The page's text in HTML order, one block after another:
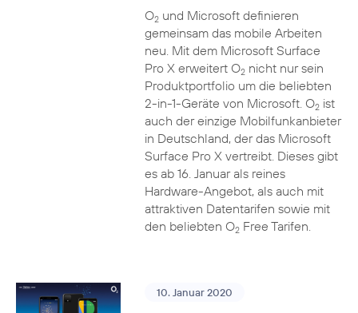
O2und Microsoft definieren
gemeinsam das mobile Arbeiten
neu. Mit dem Microsoft Surface
Pro X erweitert O2nicht nur sein
Produktportfolio um die beliebten
2-in-1-Geräte von Microsoft. O2ist
auch der einzige Mobilfunkanbieter
in Deutschland, der das Microsoft
Surface Pro X vertreibt. Dieses gibt
es ab 16. Januar als reines
Hardware-Angebot, als auch mit
attraktiven Datentarifen sowie mit
den beliebten O2Free Tarifen.
10. Januar 2020